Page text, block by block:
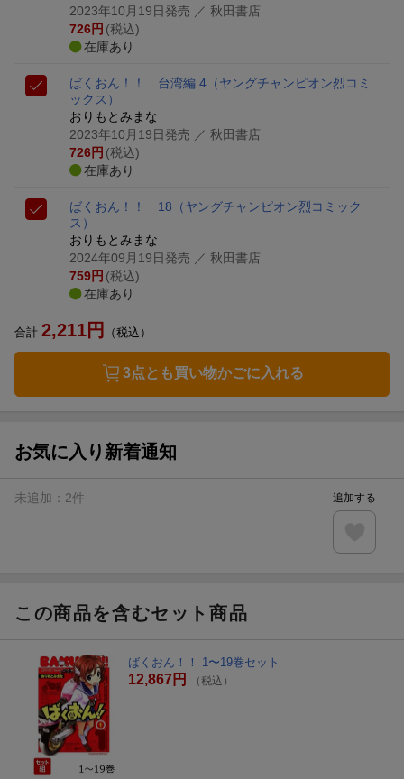
2023年10月19日発売 ／ 秋田書店
726円 (税込)
在庫あり
ばくおん！！ 台湾編 4 （ヤングチャンピオン烈コミ
ックス）
おりもとみまな
2023年10月19日発売 ／ 秋田書店
726円 (税込)
在庫あり
ばくおん！！ 18 （ヤングチャンピオン烈コミック
ス）
おりもとみまな
2024年09月19日発売 ／ 秋田書店
759円 (税込)
在庫あり
合計 2,211円 （税込）
3点とも買い物かごに入れる
お気に入り新着通知
未追加： 2件 追加する
この商品を含むセット商品
ばくおん！！ 1〜19巻セット
12,867円 （税込）